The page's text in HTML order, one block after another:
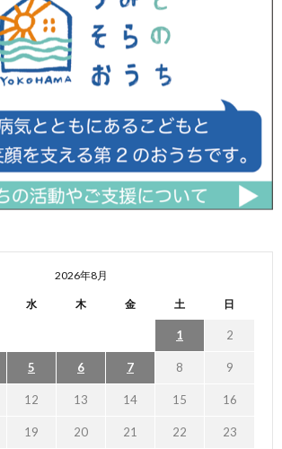
2026年8月
水 木 金 土 日
1 2
5 6 7 8 9
12 13 14 15 16
19 20 21 22 23